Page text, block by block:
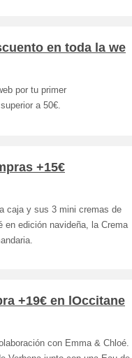
en toda la we
por tu primer
a 50€.
+15€
caja y sus 3 mini cremas de
en edición navideña, la Crema
+19€ en lOccitane
con Emma & Chloé.